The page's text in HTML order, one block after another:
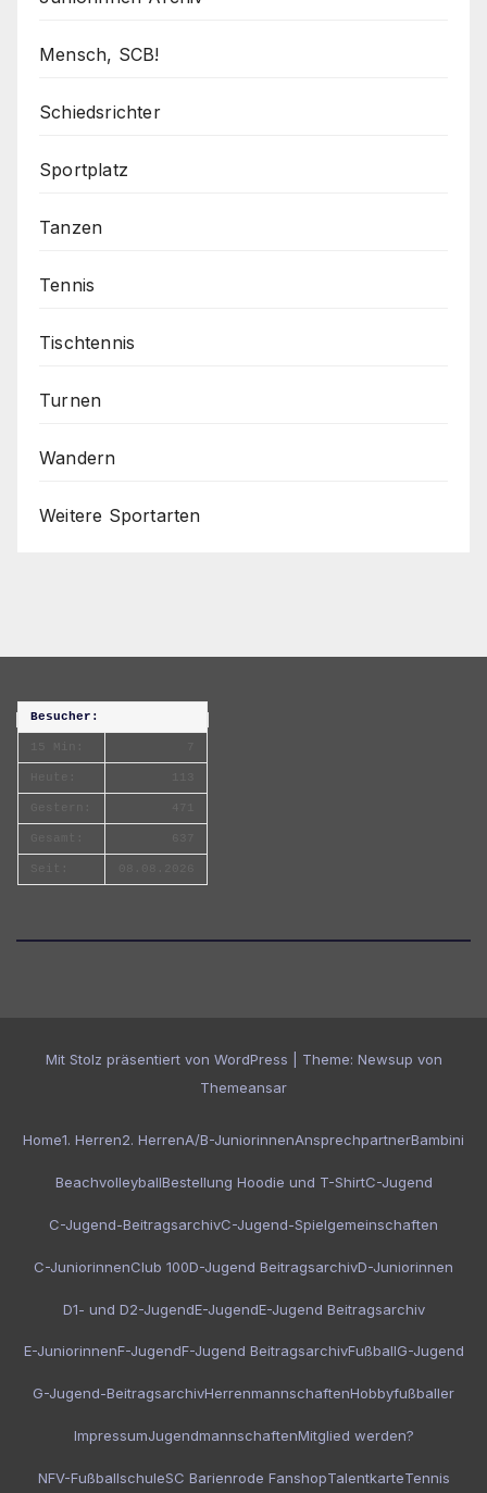
Mensch, SCB!
Schiedsrichter
Sportplatz
Tanzen
Tennis
Tischtennis
Turnen
Wandern
Weitere Sportarten
Besucher:
Mit Stolz präsentiert von WordPress Theme: Newsup von
Themeansar
Home1. Herren2. HerrenA/B-JuniorinnenAnsprechpartnerBambini
BeachvolleyballBestellung Hoodie und T-ShirtC-Jugend
C-Jugend-BeitragsarchivC-Jugend-Spielgemeinschaften
C-JuniorinnenClub 100D-Jugend BeitragsarchivD-Juniorinnen
D1- und D2-JugendE-JugendE-Jugend Beitragsarchiv
E-JuniorinnenF-JugendF-Jugend BeitragsarchivFußballG-Jugend
G-Jugend-BeitragsarchivHerrenmannschaftenHobbyfußballer
ImpressumJugendmannschaftenMitglied werden?
NFV-FußballschuleSC Barienrode FanshopTalentkarteTennis